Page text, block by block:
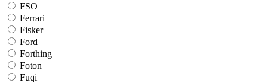
FSO
Ferrari
Fisker
Ford
Forthing
Foton
Fuqi